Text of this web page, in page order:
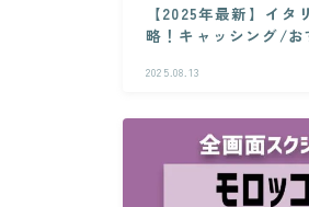
【2025年最新】イ
略！キャッシング/お
2025.08.13